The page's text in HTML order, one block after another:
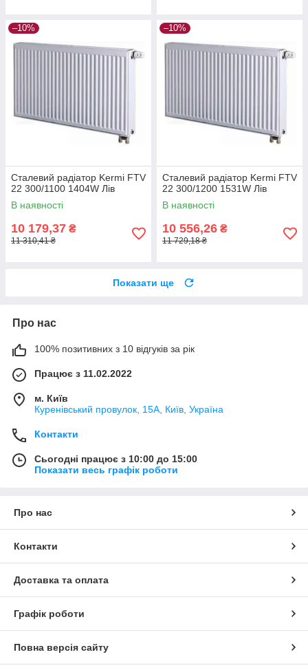
–10%
Сталевий радіатор Kermi FTV
22 300/1100 1404W Лів
В наявності
10 179,37 ₴
11 310,41 ₴
–10%
Сталевий радіатор Kermi FTV
22 300/1200 1531W Лів
В наявності
10 556,26 ₴
11 729,18 ₴
Показати ще
Про нас
100% позитивних з 10 відгуків за рік
Працює з 11.02.2022
м. Київ
Куренівський провулок, 15А, Київ, Україна
Контакти
Сьогодні працює з 10:00 до 15:00
Показати весь графік роботи
Про нас
Контакти
Доставка та оплата
Графік роботи
Повна версія сайту